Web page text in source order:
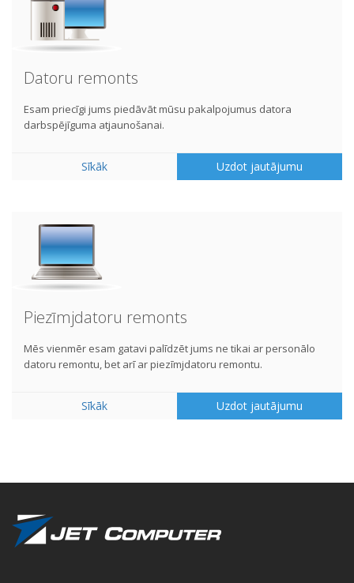
Datoru remonts
Esam priecīgi jums piedāvāt mūsu pakalpojumus datora
darbspējīguma atjaunošanai.
Sīkāk Uzdot jautājumu
Piezīmjdatoru remonts
Mēs vienmēr esam gatavi palīdzēt jums ne tikai ar personālo
datoru remontu, bet arī ar piezīmjdatoru remontu.
Sīkāk Uzdot jautājumu